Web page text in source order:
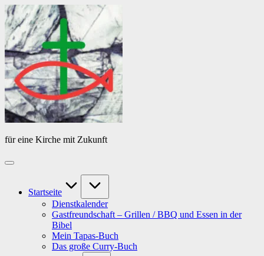
Skip
to
content
von
PfarrerB
für eine Kirche mit Zukunft
Startseite
Dienstkalender
Gastfreundschaft – Grillen / BBQ und Essen in der
Bibel
Mein Tapas-Buch
Das große Curry-Buch